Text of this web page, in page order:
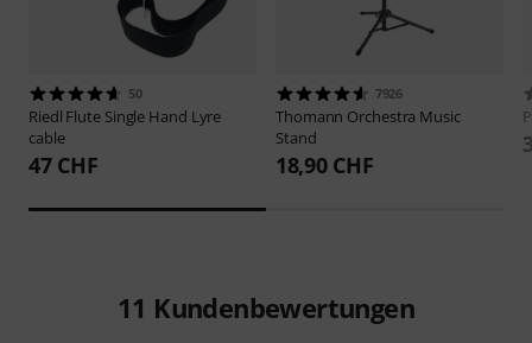
50
Riedl Flute Single Hand Lyre
cable
47 CHF
7926
Thomann Orchestra Music
Stand
18,90 CHF
11 Kundenbewertungen